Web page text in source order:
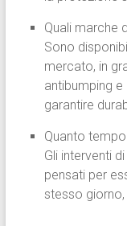
Quali marche
Sono
mercato, in
antibumping
garantire
Quanto
Gli interventi
pensati per
stesso